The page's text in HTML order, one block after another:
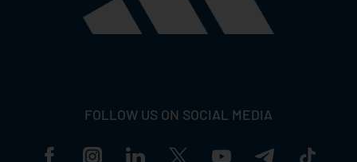
FOLLOW US ON SOCIAL MEDIA